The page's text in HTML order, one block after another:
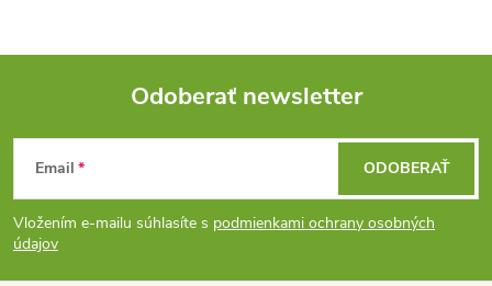
Z
á
p
Odoberať newsletter
Email
Vložením e-mailu súhlasíte s podmienkami ochrany osobných
údajov
ODOBERAŤ